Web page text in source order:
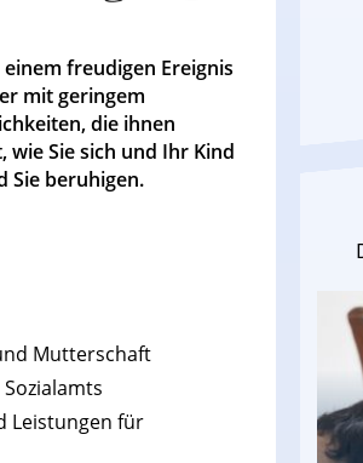
freudigen Ereignis
mit geringem
die ihnen
wie Sie sich und Ihr Kind
Sie beruhigen.
Mutterschaft
Leistungen für